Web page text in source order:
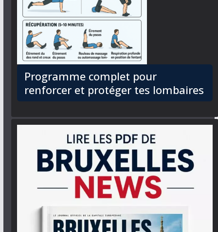
Programme complet pour
renforcer et protéger tes lombaires